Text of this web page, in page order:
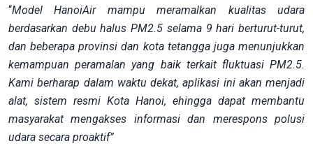
“Model HanoiAir mampu meramalkan kualitas udara
berdasarkan debu halus PM2.5 selama 9 hari berturut-turut,
dan beberapa provinsi dan kota tetangga juga menunjukkan
kemampuan peramalan yang baik terkait fluktuasi PM2.5.
Kami berharap dalam waktu dekat, aplikasi ini akan menjadi
alat, sistem resmi Kota Hanoi, ehingga dapat membantu
masyarakat mengakses informasi dan merespons polusi
udara secara proaktif”